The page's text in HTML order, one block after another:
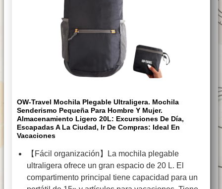
OW-Travel Mochila Plegable Ultraligera. Mochila
Senderismo Pequeña Para Hombre Y Mujer.
Almacenamiento Ligero 20L: Excursiones De Día,
Escapadas A La Ciudad, Ir De Compras: Ideal En
Vacaciones
【Fácil organización】La mochila plegable
ultraligera ofrece un gran espacio de 20 L. El
compartimento principal tiene capacidad para un